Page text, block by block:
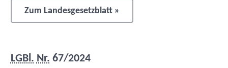
Zum Landesgesetzblatt »
LGBl. Nr. 67/2024